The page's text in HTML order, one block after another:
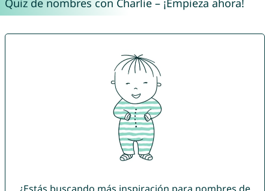
Quiz de nombres con Charlie – ¡Empieza ahora!